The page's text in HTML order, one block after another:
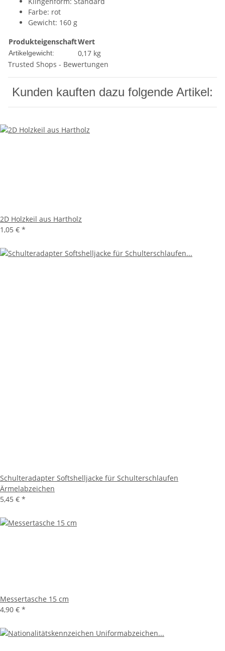
Farbe: rot
Gewicht: 160 g
ProdukteigenschaftWert
Artikelgewicht: 0,17 kg
Trusted Shops - Bewertungen
Kunden kauften dazu folgende Artikel:
2D Holzkeil aus Hartholz
1,05 € *
Schulteradapter Softshelljacke für Schulterschlaufen
Ärmelabzeichen
5,45 € *
Messertasche 15 cm
4,90 € *